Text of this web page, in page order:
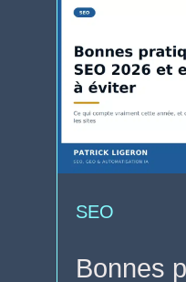
SEO
Bonnes